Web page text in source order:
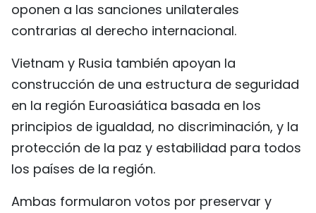
oponen a las sanciones unilaterales
contrarias al derecho internacional.
Vietnam y Rusia también apoyan la
construcción de una estructura de seguridad
en la región Euroasiática basada en los
principios de igualdad, no discriminación, y la
protección de la paz y estabilidad para todos
los países de la región.
Ambas formularon votos por preservar y